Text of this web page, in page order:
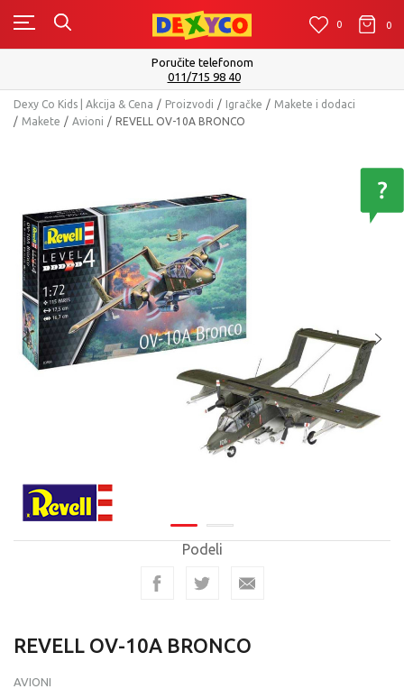
0 0 0
Poručite telefonom
011/715 98 40
Dexy Co Kids | Akcija & Cena Proizvodi Igračke
Makete i dodaci
Makete
Avioni REVELL OV-10A BRONCO
Podeli
REVELL OV-10A BRONCO
AVIONI